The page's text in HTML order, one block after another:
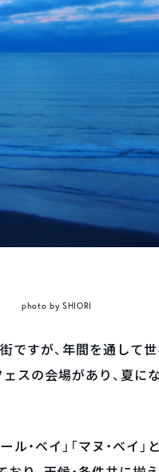
photo by SHIORI
ですが、年間を通して
ェスの会場があり、夏
ル・ベイ」「マヌ・ベイ